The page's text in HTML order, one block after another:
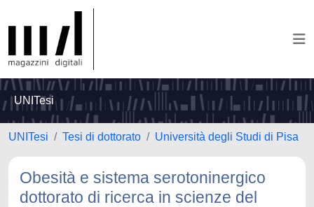
UNITesi
UNITesi Tesi di dottorato Università degli Studi di Pisa
Obesità e sistema serotoninergico
dottorato di ricerca in scienze del